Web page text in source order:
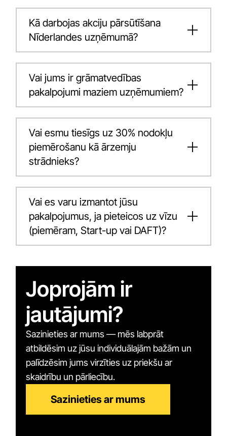
Kā darbojas akciju pārsūtīšana
Nīderlandes uzņēmumā?
Vai jums ir grāmatvedības
pakalpojumi maziem uzņēmumiem?
Vai esmu tiesīgs uz 30% nodokļu
piemērošanu kā ārzemju
strādnieks?
Vai es varu izmantot jūsu
pakalpojumus, ja pieteicos uz vīzu
(piemēram, Start-up vai DAFT)?
Joprojām ir
jautājumi?
Sazinieties ar mums — mēs labprāt
atbildēsim uz jūsu individuālajām bažām un
palīdzēsim jums virzīties uz priekšu ar
skaidrību un pārliecību.
Sazinieties ar mums